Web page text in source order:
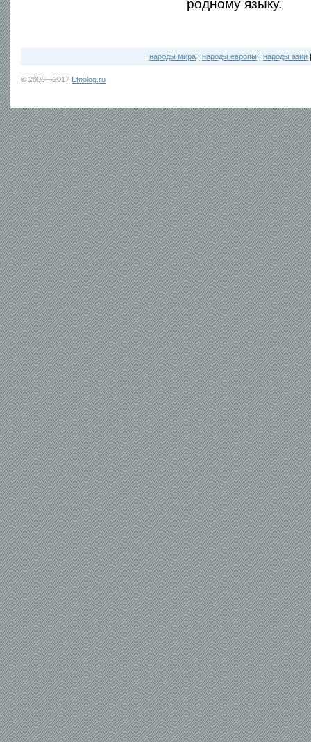
родному языку.
народы мира | народы европы | народы азии
© 2008—2017 Etnolog.ru